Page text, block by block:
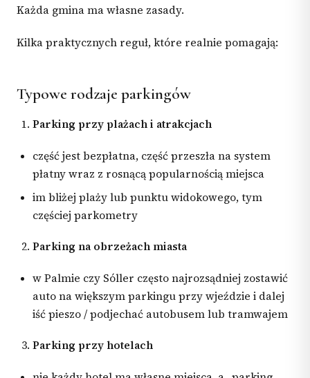
Każda gmina ma własne zasady.
Kilka praktycznych reguł, które realnie pomagają:
Typowe rodzaje parkingów
Parking przy plażach i atrakcjach
część jest bezpłatna, część przeszła na system
płatny wraz z rosnącą popularnością miejsca
im bliżej plaży lub punktu widokowego, tym
częściej parkometry
Parking na obrzeżach miasta
w Palmie czy Sóller często najrozsądniej zostawić
auto na większym parkingu przy wjeździe i dalej
iść pieszo / podjechać autobusem lub tramwajem
Parking przy hotelach